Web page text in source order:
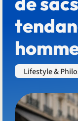
Lifestyle &